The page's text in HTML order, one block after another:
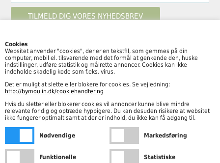
Cookies
Websitet anvender "cookies", der er en tekstfil, som gemmes på din
computer, mobil el. tilsvarende med det formål at genkende den, huske
indstillinger, udføre statistik og målrette annoncer. Cookies kan ikke
indeholde skadelig kode som f.eks. virus.
Det er muligt at slette eller blokere for cookies. Se vejledning:
http://bymoulin.dk/cookiehandtering
Hvis du sletter eller blokerer cookies vil annoncer kunne blive mindre
relevante for dig og optræde hyppigere. Du kan desuden risikere at websitet
ikke fungerer optimalt samt at der er indhold, du ikke kan få adgang til.
Nødvendige Markedsføring
Funktionelle Statistiske
Følg By Moulin her
Åbningstider
Mandag – fredag kl. 10.00-18.00
Lørdag kl. 10.00-15.00